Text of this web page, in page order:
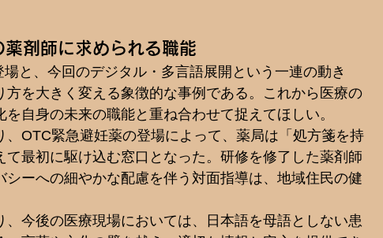
剤師に求められる職能
と、今回のデジタル・多言語展開という一連の動き
を大きく変える象徴的な事例である。これから医療の
自身の未来の職能と重ね合わせて捉えてほしい。
、OTC緊急避妊薬の登場によって、薬局は「処方箋を持
最初に駆け込む窓口となった。研修を修了した薬剤師
ーへの細やかな配慮を伴う対面指導は、地域住民の健
、今後の医療現場においては、日本語を母語としない患